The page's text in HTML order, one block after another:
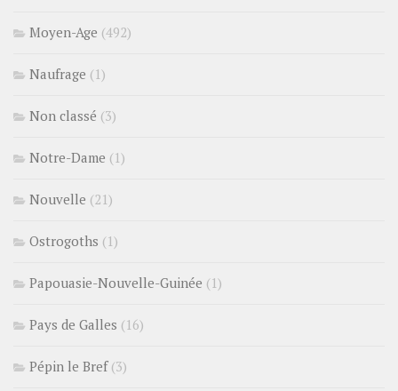
Moyen-Age (492)
Naufrage (1)
Non classé (3)
Notre-Dame (1)
Nouvelle (21)
Ostrogoths (1)
Papouasie-Nouvelle-Guinée (1)
Pays de Galles (16)
Pépin le Bref(3)